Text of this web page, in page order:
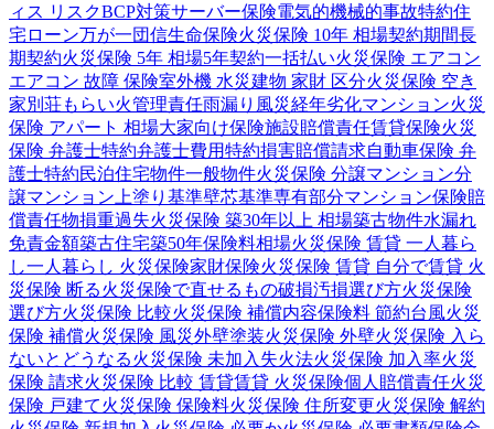
ィス リスクBCP対策サーバー保険電気的機械的事故特約住
宅ローン万が一団信生命保険火災保険 10年 相場契約期間長
期契約火災保険 5年 相場5年契約一括払い火災保険 エアコン
エアコン 故障 保険室外機 水災建物 家財 区分火災保険 空き
家別荘もらい火管理責任雨漏り 風災経年劣化マンション火災
保険 アパート 相場大家向け保険施設賠償責任賃貸保険火災
保険 弁護士特約弁護士費用特約損害賠償請求自動車保険 弁
護士特約民泊住宅物件一般物件火災保険 分譲マンション分
譲マンション 上塗り基準壁芯基準専有部分マンション保険賠
償責任物損重過失火災保険 築30年以上 相場築古物件水漏れ
免責金額築古住宅築50年保険料相場火災保険 賃貸 一人暮ら
し一人暮らし 火災保険家財保険火災保険 賃貸 自分で賃貸 火
災保険 断る火災保険で直せるもの破損汚損選び方火災保険
選び方火災保険 比較火災保険 補償内容保険料 節約台風火災
保険 補償火災保険 風災外壁塗装火災保険 外壁火災保険 入ら
ないとどうなる火災保険 未加入 失火法火災保険 加入率火災
保険 請求火災保険 比較 賃貸賃貸 火災保険個人賠償責任火災
保険 戸建て火災保険 保険料火災保険 住所変更火災保険 解約